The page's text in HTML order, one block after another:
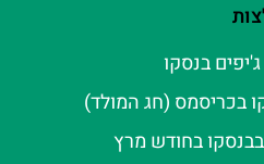
ג'יפים בנסקו
בכריסמס (חג המולד)
בחודש מרץ